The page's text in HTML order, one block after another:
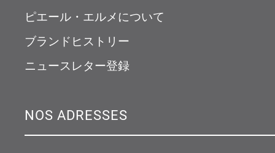
ピエール・エルメについて
ブランドヒストリー
ニュースレター登録
NOS ADRESSES